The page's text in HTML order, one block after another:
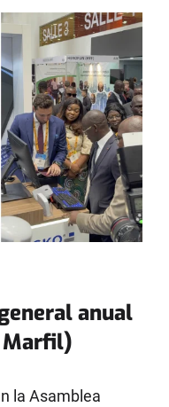
anual
Marfil)
la Asamblea